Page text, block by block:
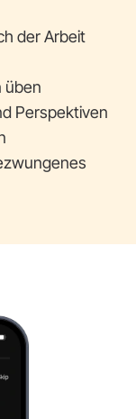
der Arbeit
üben
Perspektiven